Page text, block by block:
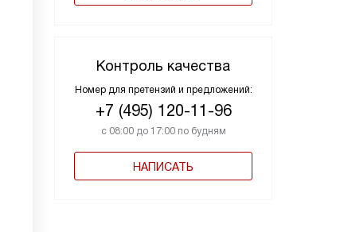
Контроль качества
Номер для претензий и предложений:
+7 (495) 120-11-96
с 08:00 до 17:00 по будням
НАПИСАТЬ